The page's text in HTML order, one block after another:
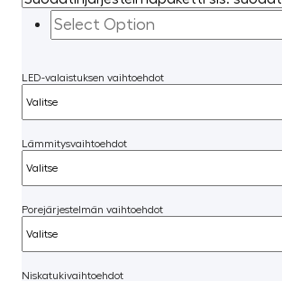
LED-valaistuksen vaihtoehdot
Lämmitysvaihtoehdot
Porejärjestelmän vaihtoehdot
Niskatukivaihtoehdot